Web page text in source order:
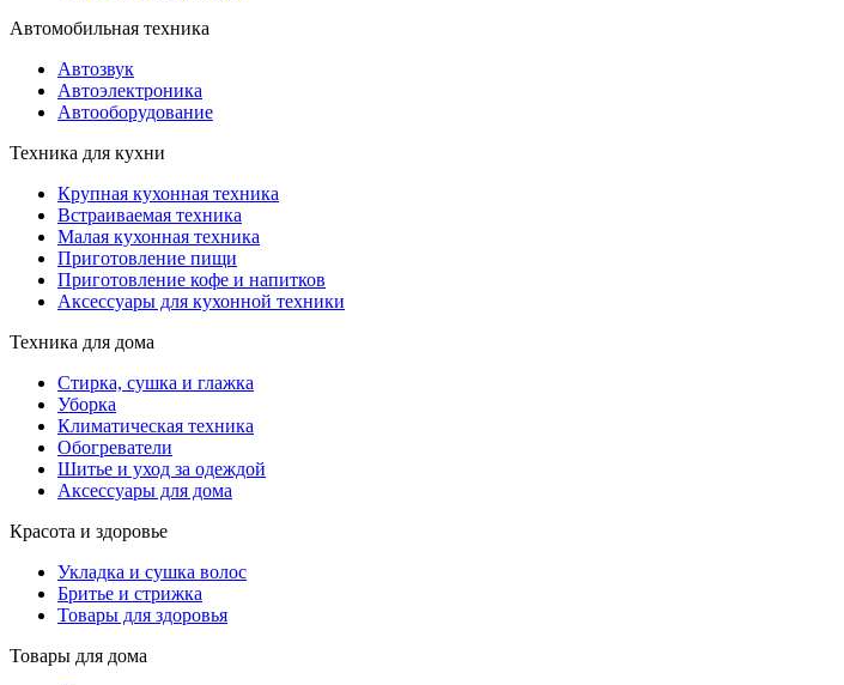
Автомобильная техника
Автозвук
Автоэлектроника
Автооборудование
Техника для кухни
Крупная кухонная техника
Встраиваемая техника
Малая кухонная техника
Приготовление пищи
Приготовление кофе и напитков
Аксессуары для кухонной техники
Техника для дома
Стирка, сушка и глажка
Уборка
Климатическая техника
Обогреватели
Шитье и уход за одеждой
Аксессуары для дома
Красота и здоровье
Укладка и сушка волос
Бритье и стрижка
Товары для здоровья
Товары для дома